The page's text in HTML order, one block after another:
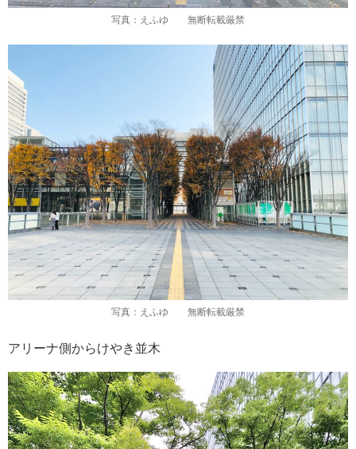
写真：えふゆ 無断転載厳禁
写真：えふゆ 無断転載厳禁
アリーナ側からけやき並木